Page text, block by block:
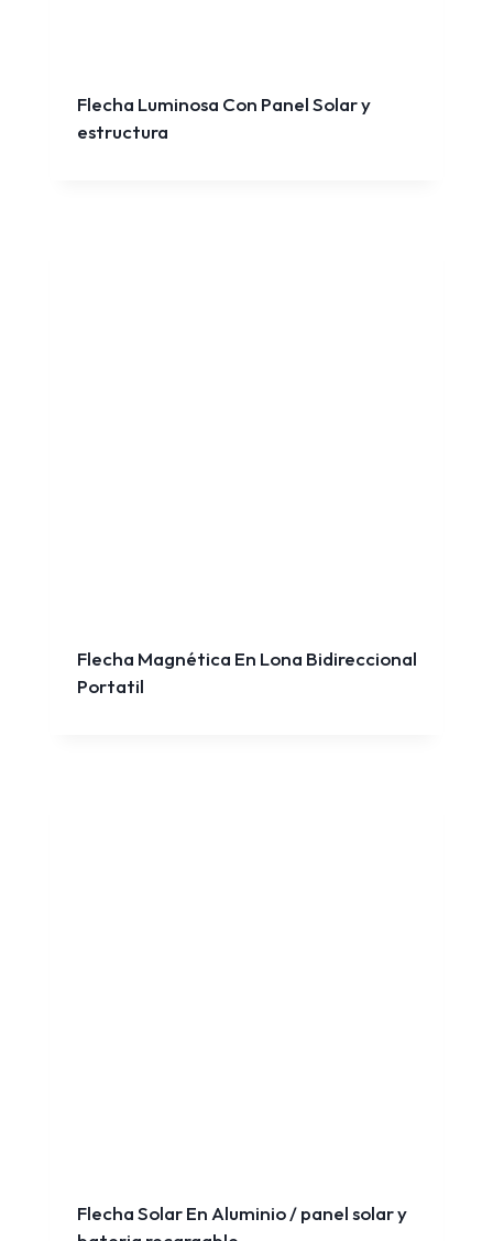
Flecha Luminosa Con Panel Solar y
estructura
Flecha Magnética En Lona Bidireccional
Portatil
Flecha Solar En Aluminio / panel solar y